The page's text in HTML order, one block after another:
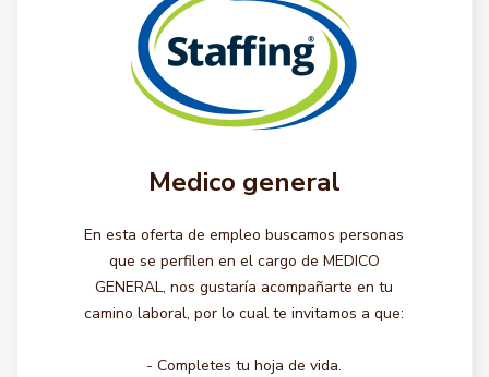
Medico general
En esta oferta de empleo buscamos personas
que se perfilen en el cargo de MEDICO
GENERAL, nos gustaría acompañarte en tu
camino laboral, por lo cual te invitamos a que:
- Completes tu hoja de vida.